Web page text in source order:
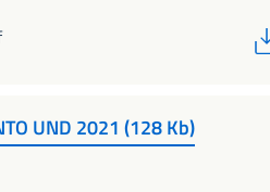
UND 2021 (128 Kb)